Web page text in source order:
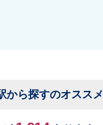
から探すのオススメ